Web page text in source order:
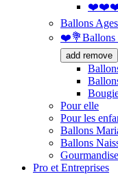
Ballons
❤️💐Ballons
add remove
Pour elle
Pour les
Ballons
Ballons
Pro et Entreprises